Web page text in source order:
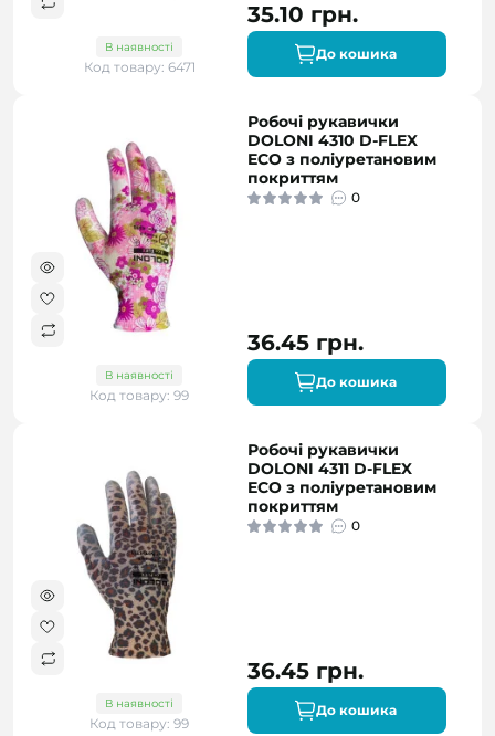
В наявності
Код товару: 6471
35.10 грн.
До кошика
В наявності
Код товару: 99
Робочі рукавички
DOLONI 4310 D-FLEX
ECO з поліуретановим
покриттям
0
36.45 грн.
До кошика
В наявності
Код товару: 99
Робочі рукавички
DOLONI 4311 D-FLEX
ECO з поліуретановим
покриттям
0
36.45 грн.
До кошика